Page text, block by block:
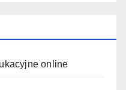
online